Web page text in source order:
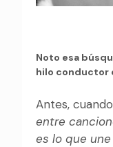
Noto esa
hilo conductor
Antes,
entre
es lo que